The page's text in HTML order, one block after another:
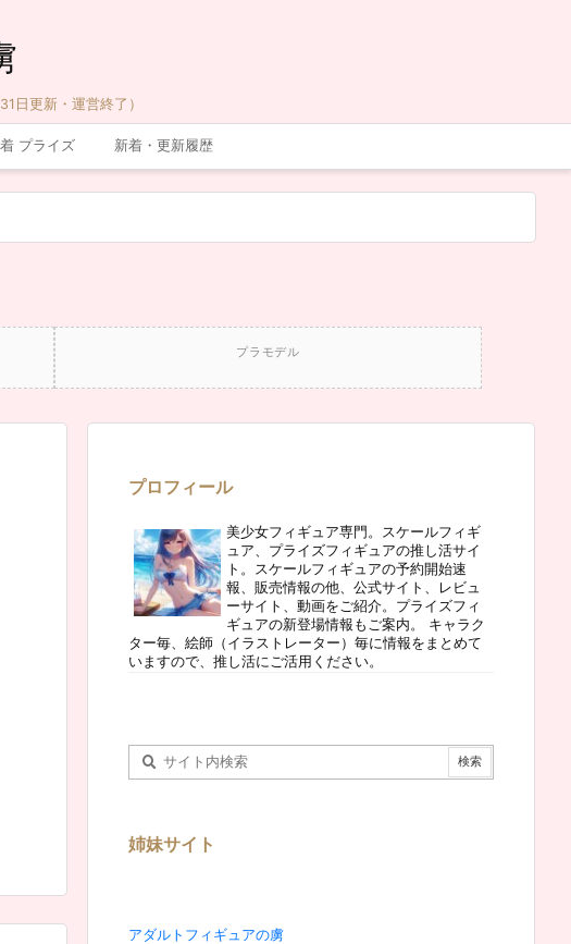
日更新・運営終了）
プライズ 新着・更新履歴
プラモデル
プロフィール
美少女フィギュア専門。スケールフィギ
ュア、プライズフィギュアの推し活サイ
ト。スケールフィギュアの予約開始速
報、販売情報の他、公式サイト、レビュ
ーサイト、動画をご紹介。プライズフィ
ギュアの新登場情報もご案内。 キャラク
ター毎、絵師（イラストレーター）毎に情報をまとめて
いますので、推し活にご活用ください。
姉妹サイト
アダルトフィギュアの虜